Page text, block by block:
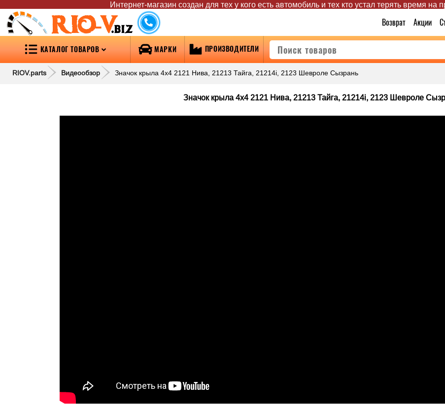
Интернет-магазин создан для тех у кого есть автомобиль и тех кто устал терять время на
RIO-V.biz Возврат Акции
КАТАЛОГ ТОВАРОВ МАРКИ ПРОИЗВОДИТЕЛИ
RIOV.parts Видеообзор Значок крыла 4х4 2121 Нива, 21213 Тайга, 21214i, 2123 Шевроле Сызрань
Значок крыла 4х4 2121 Нива, 21213 Тайга, 21214i, 2123 Шевроле